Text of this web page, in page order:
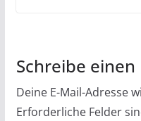
Schreibe
Deine E-Mail-Adresse
Erforderliche Felder